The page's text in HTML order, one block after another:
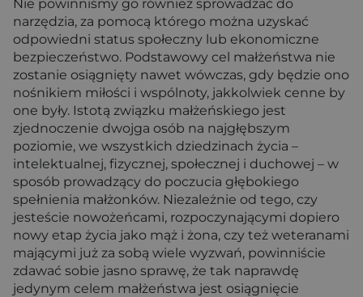
Nie powinniśmy go również sprowadzać do
narzędzia, za pomocą którego można uzyskać
odpowiedni status społeczny lub ekonomiczne
bezpieczeństwo. Podstawowy cel małżeństwa nie
zostanie osiągnięty nawet wówczas, gdy będzie ono
nośnikiem miłości i wspólnoty, jakkolwiek cenne by
one były. Istotą związku małżeńskiego jest
zjednoczenie dwojga osób na najgłębszym
poziomie, we wszystkich dziedzinach życia –
intelektualnej, fizycznej, społecznej i duchowej – w
sposób prowadzący do poczucia głębokiego
spełnienia małżonków. Niezależnie od tego, czy
jesteście nowożeńcami, rozpoczynającymi dopiero
nowy etap życia jako mąż i żona, czy też weteranami
mającymi już za sobą wiele wyzwań, powinniście
zdawać sobie jasno sprawę, że tak naprawdę
jedynym celem małżeństwa jest osiągnięcie